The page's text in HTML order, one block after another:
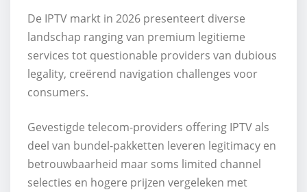
De IPTV markt in 2026 presenteert diverse
landschap ranging van premium legitieme
services tot questionable providers van dubious
legality, creërend navigation challenges voor
consumers.
Gevestigde telecom-providers offering IPTV als
deel van bundel-pakketten leveren legitimacy en
betrouwbaarheid maar soms limited channel
selecties en hogere prijzen vergeleken met